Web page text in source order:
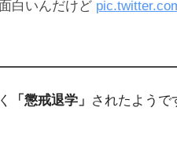
白いんだけど
「懲戒退学」 されたようで